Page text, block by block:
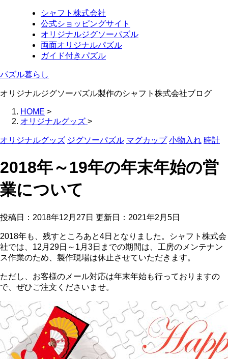
シャフト株式会社
公式ショッピングサイト
オリジナルジグソーパズル
両面オリジナルパズル
ガイド付きパズル
パズル暮らし
オリジナルジグソーパズル製作のシャフト株式会社ブログ
HOME >
オリジナルグッズ >
オリジナルグッズ ジグソーパズル マグカップ 小物入れ 時計
2018年～19年の年末年始の営
業について
投稿日：2018年12月27日 更新日： 2021年2月5日
2018年も、残すところあと4日となりました。シャフト株式会
社では、12月29日～1月3日までの期間は、工房のメンテナン
ス作業のため、製作現場は休止させていただきます。
ただし、お客様のメール対応は年末年始も行っておりますの
で、ぜひご注文くださいませ。